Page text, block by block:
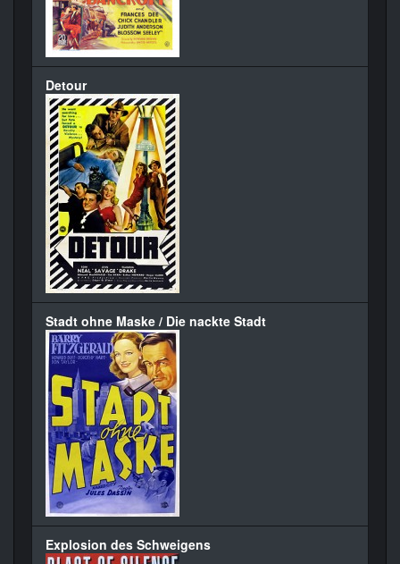
Detour
Stadt ohne Maske / Die nackte Stadt
Explosion des Schweigens